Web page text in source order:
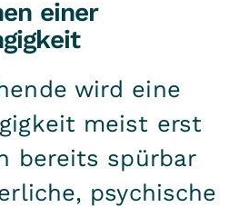
einer
wird eine
meist erst
bereits spürbar
psychische